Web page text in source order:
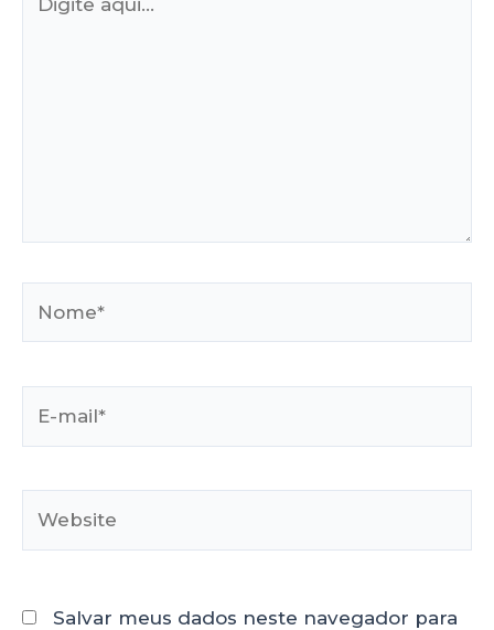
Salvar meus dados neste navegador para